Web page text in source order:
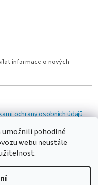
umožnili pohodlné
webu neustále
informace o nových
ochrany osobních údajů